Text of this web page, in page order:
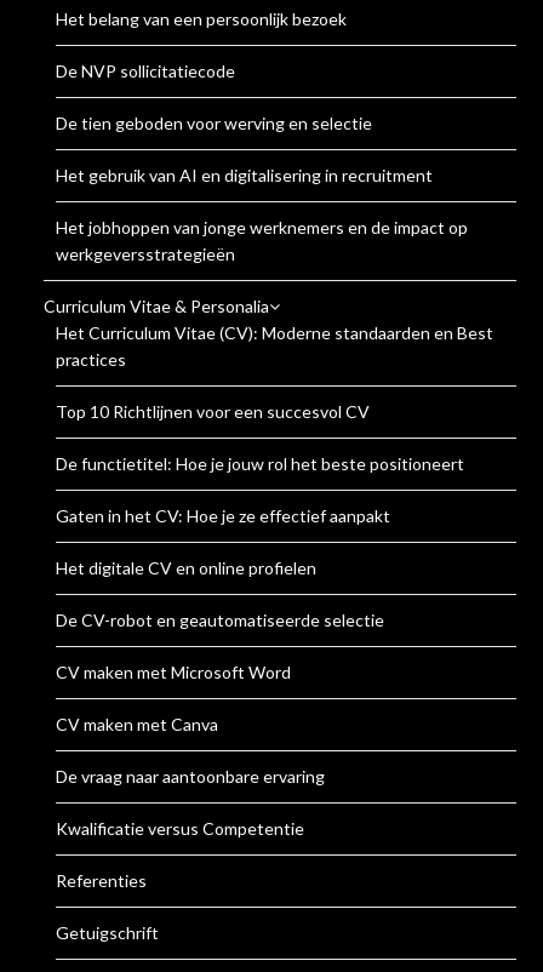
Het belang van een persoonlijk bezoek
De NVP sollicitatiecode
De tien geboden voor werving en selectie
Het gebruik van AI en digitalisering in recruitment
Het jobhoppen van jonge werknemers en de impact op
werkgeversstrategieën
Curriculum Vitae & Personalia
Het Curriculum Vitae (CV): Moderne standaarden en Best
practices
Top 10 Richtlijnen voor een succesvol CV
De functietitel: Hoe je jouw rol het beste positioneert
Gaten in het CV: Hoe je ze effectief aanpakt
Het digitale CV en online profielen
De CV-robot en geautomatiseerde selectie
CV maken met Microsoft Word
CV maken met Canva
De vraag naar aantoonbare ervaring
Kwalificatie versus Competentie
Referenties
Getuigschrift